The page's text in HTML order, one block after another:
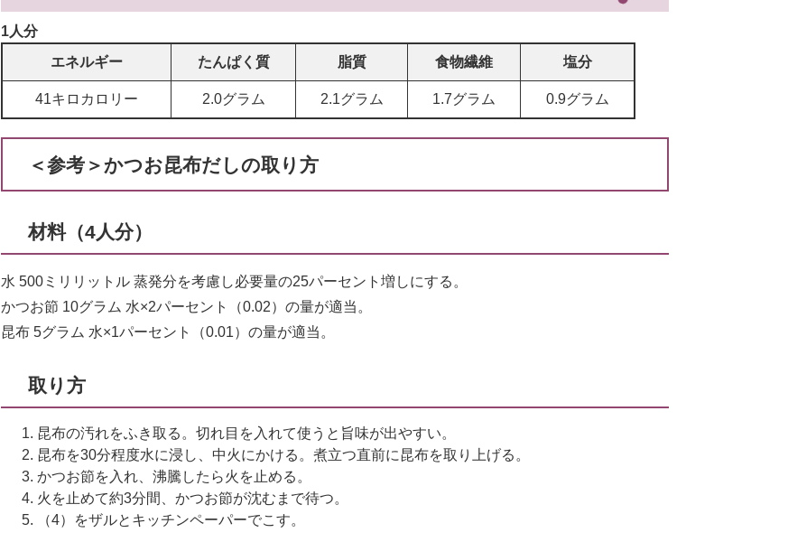
1人分
エネルギー
たんぱく質 脂質 食物繊維 塩分
41キロカロリー 2.0グラム 2.1グラム 1.7グラム 0.9グラム
＜参考＞かつお昆布だしの取り方
材料（4人分）
水 500ミリリットル 蒸発分を考慮し必要量の25パーセント増しにする。
かつお節 10グラム 水×2パーセント（0.02）の量が適当。
昆布 5グラム 水×1パーセント（0.01）の量が適当。
取り方
昆布の汚れをふき取る。切れ目を入れて使うと旨味が出やすい。
昆布を30分程度水に浸し、中火にかける。煮立つ直前に昆布を取り上げる。
かつお節を入れ、沸騰したら火を止める。
火を止めて約3分間、かつお節が沈むまで待つ。
（4）をザルとキッチンペーパーでこす。